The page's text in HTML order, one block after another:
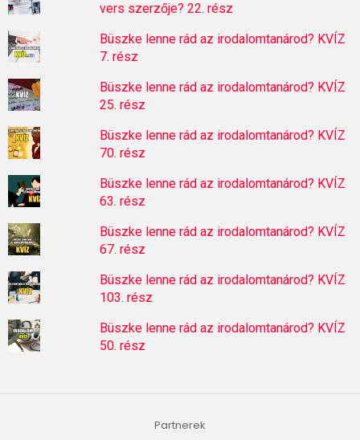
vers szerzője? 22. rész
Büszke lenne rád az irodalomtanárod? KVÍZ
7. rész
Büszke lenne rád az irodalomtanárod? KVÍZ
25. rész
Büszke lenne rád az irodalomtanárod? KVÍZ
70. rész
Büszke lenne rád az irodalomtanárod? KVÍZ
63. rész
Büszke lenne rád az irodalomtanárod? KVÍZ
67. rész
Büszke lenne rád az irodalomtanárod? KVÍZ
103. rész
Büszke lenne rád az irodalomtanárod? KVÍZ
50. rész
Partnerek